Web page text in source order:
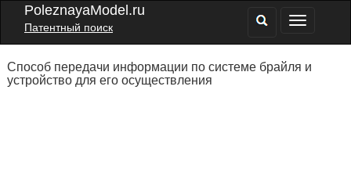
PoleznayaModel.ru
Патентный поиск
Способ передачи информации по системе брайля и
устройство для его осуществления